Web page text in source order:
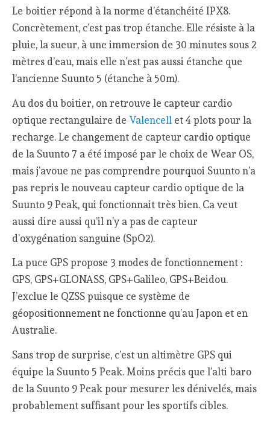
Le boitier répond à la norme d’étanchéité IPX8.
Concrètement, c’est pas trop étanche. Elle résiste à la
pluie, la sueur, à une immersion de 30 minutes sous 2
mètres d’eau, mais elle n’est pas aussi étanche que
l’ancienne Suunto 5 (étanche à 50m).
Au dos du boitier, on retrouve le capteur cardio
optique rectangulaire de Valencell et 4 plots pour la
recharge. Le changement de capteur cardio optique
de la Suunto 7 a été imposé par le choix de Wear OS,
mais j’avoue ne pas comprendre pourquoi Suunto n’a
pas repris le nouveau capteur cardio optique de la
Suunto 9 Peak, qui fonctionnait très bien. Ca veut
aussi dire aussi qu’il n’y a pas de capteur
d’oxygénation sanguine (SpO2).
La puce GPS propose 3 modes de fonctionnement :
GPS, GPS+GLONASS, GPS+Galileo, GPS+Beidou.
J’exclue le QZSS puisque ce système de
géopositionnement ne fonctionne qu’au Japon et en
Australie.
Sans trop de surprise, c’est un altimètre GPS qui
équipe la Suunto 5 Peak. Moins précis que l’alti baro
de la Suunto 9 Peak pour mesurer les dénivelés, mais
probablement suffisant pour les sportifs cibles.